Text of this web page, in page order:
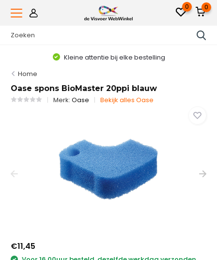
0 0
Kleine attentie bij elke bestelling
Home
Oase spons BioMaster 20ppi blauw
Merk:Oase Bekijk alles Oase
€11,45